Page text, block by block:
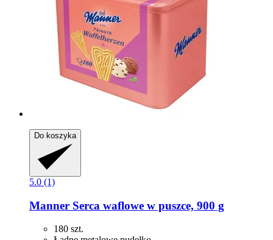
Do koszyka
5.0 (1)
Manner Serca waflowe w puszce, 900 g
180 szt.